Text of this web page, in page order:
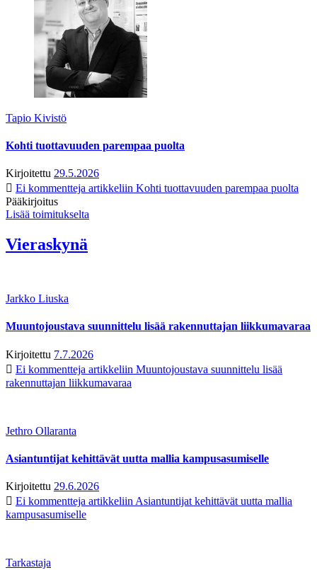
Tapio Kivistö
Kohti tuottavuuden parempaa puolta
Kirjoitettu 29.5.2026
Ei kommentteja artikkeliin Kohti tuottavuuden parempaa puolta
Pääkirjoitus
Lisää toimitukselta
Vieraskynä
Jarkko Liuska
Muuntojoustava suunnittelu lisää rakennuttajan liikkumavaraa
Kirjoitettu 7.7.2026
Ei kommentteja artikkeliin Muuntojoustava suunnittelu lisää
rakennuttajan liikkumavaraa
Jethro Ollaranta
Asiantuntijat kehittävät uutta mallia kampusasumiselle
Kirjoitettu 29.6.2026
Ei kommentteja artikkeliin Asiantuntijat kehittävät uutta mallia
kampusasumiselle
Tarkastaja